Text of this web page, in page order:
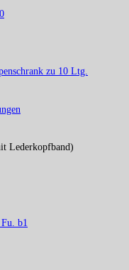
zu 10 Ltg.
Lederkopfband)
b1